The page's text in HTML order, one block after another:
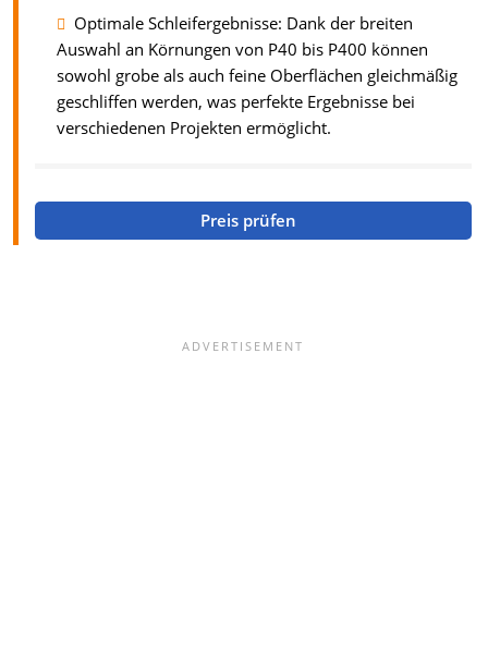
Optimale Schleifergebnisse: Dank der breiten
Auswahl an Körnungen von P40 bis P400 können
sowohl grobe als auch feine Oberflächen gleichmäßig
geschliffen werden, was perfekte Ergebnisse bei
verschiedenen Projekten ermöglicht.
Preis prüfen